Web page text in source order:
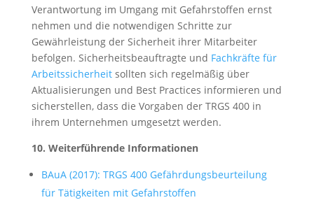
Verantwortung im Umgang mit Gefahrstoffen ernst
nehmen und die notwendigen Schritte zur
Gewährleistung der Sicherheit ihrer Mitarbeiter
befolgen. Sicherheitsbeauftragte und Fachkräfte für
Arbeitssicherheitsollten sich regelmäßig über
Aktualisierungen und Best Practices informieren und
sicherstellen, dass die Vorgaben der TRGS 400 in
ihrem Unternehmen umgesetzt werden.
10. Weiterführende Informationen
BAuA (2017): TRGS 400 Gefährdungsbeurteilung
für Tätigkeiten mit Gefahrstoffen